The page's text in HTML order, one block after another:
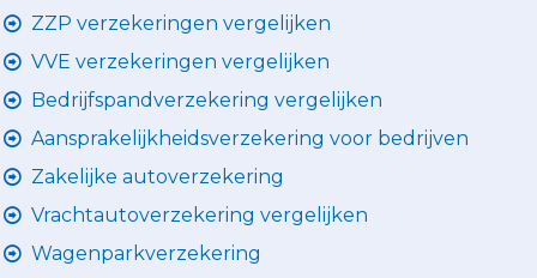
ZZP verzekeringen vergelijken
VVE verzekeringen vergelijken
Bedrijfspandverzekering vergelijken
Aansprakelijkheidsverzekering voor bedrijven
Zakelijke autoverzekering
Vrachtautoverzekering vergelijken
Wagenparkverzekering